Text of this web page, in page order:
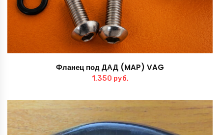
Фланец под ДАД (MAP) VAG
1,350 руб.